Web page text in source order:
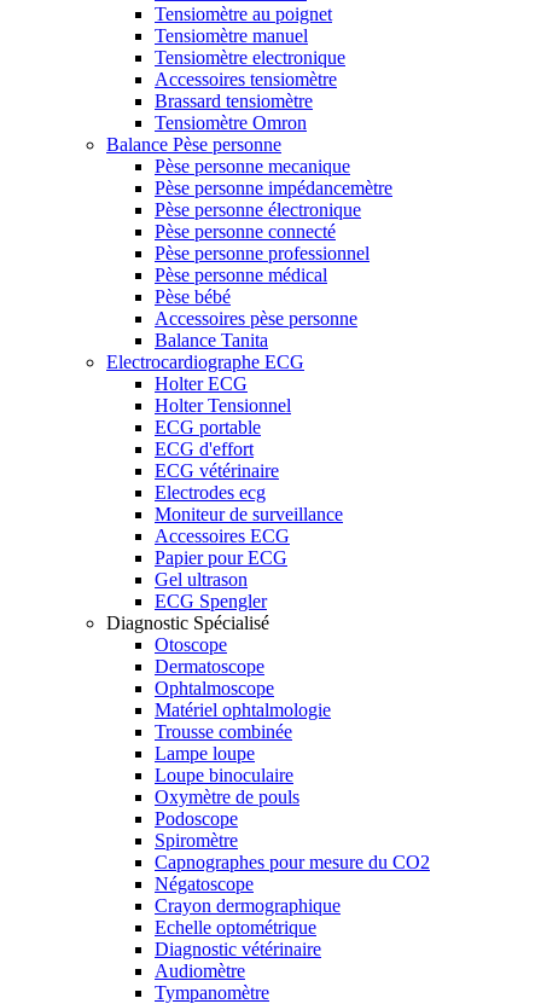
Tensiomètre au poignet
Tensiomètre manuel
Tensiomètre electronique
Accessoires tensiomètre
Brassard tensiomètre
Tensiomètre Omron
Balance Pèse personne
Pèse personne mecanique
Pèse personne impédancemètre
Pèse personne électronique
Pèse personne connecté
Pèse personne professionnel
Pèse personne médical
Pèse bébé
Accessoires pèse personne
Balance Tanita
Electrocardiographe ECG
Holter ECG
Holter Tensionnel
ECG portable
ECG d'effort
ECG vétérinaire
Electrodes ecg
Moniteur de surveillance
Accessoires ECG
Papier pour ECG
Gel ultrason
ECG Spengler
Diagnostic Spécialisé
Otoscope
Dermatoscope
Ophtalmoscope
Matériel ophtalmologie
Trousse combinée
Lampe loupe
Loupe binoculaire
Oxymètre de pouls
Podoscope
Spiromètre
Capnographes pour mesure du CO2
Négatoscope
Crayon dermographique
Echelle optométrique
Diagnostic vétérinaire
Audiomètre
Tympanomètre